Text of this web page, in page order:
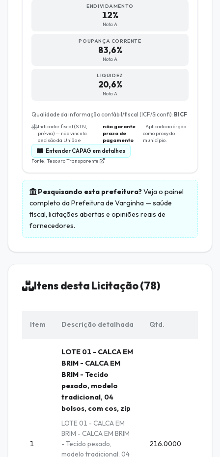
ENDIVIDAMENTO
12%
Nota A
POUPANÇA CORRENTE
83,6%
Nota A
LIQUIDEZ
20,6%
Nota A
Qualidade da informação contábil/fiscal (ICF/Siconfi): BICF
Indicador fiscal (STN,
prévia) — não vincula
decisão da União e
não garante
prazo de
pagamento
. Aplicado ao órgão
como proxy do
município.
Entender CAPAG em detalhes
Fonte: Tesouro Transparente
Pesquisando esta prefeitura?Veja o painel
completo daPrefeitura de Varginha — saúde
fiscal, licitações abertas e opiniões reais de
fornecedores.
Itens desta Licitação (78)
Item Descrição detalhada Qtd.
1
LOTE 01 - CALCA EM
BRIM - CALCA EM
BRIM - Tecido
pesado, modelo
tradicional, 04
bolsos, com cos, zip
LOTE 01 - CALCA EM
BRIM - CALCA EM BRIM
- Tecido pesado,
modelo tradicional, 04
216.0000